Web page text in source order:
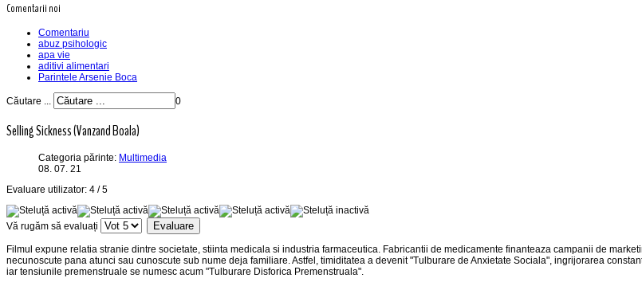
Comentarii noi
Comentariu
abuz psihologic
apa vie
aditivi alimentari
Parintele Arsenie Boca
Căutare ... 0
Selling Sickness (Vanzand Boala)
Categoria părinte: Multimedia
08. 07. 21
Evaluare utilizator: 4 /5
Vă rugăm să evaluați
Filmul expune relatia stranie dintre societate, stiinta medicala si industria farmaceutica. Fabricantii de medicamente finanteaza campanii de
necunoscute pana atunci sau cunoscute sub nume deja familiare. Astfel, timiditatea a devenit "Tulburare de Anxietate Sociala", ingrijorarea
iar tensiunile premenstruale se numesc acum "Tulburare Disforica Premenstruala".